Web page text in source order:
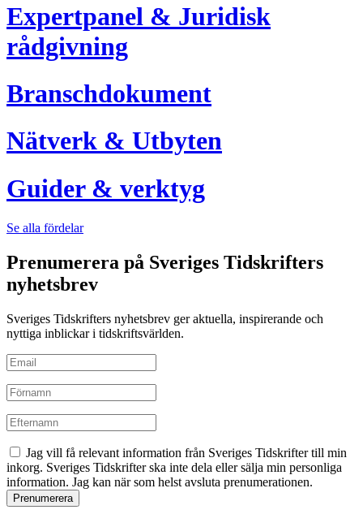
Expertpanel & Juridisk
rådgivning
Branschdokument
Nätverk & Utbyten
Guider & verktyg
Se alla fördelar
Prenumerera på Sveriges Tidskrifters
nyhetsbrev
Sveriges Tidskrifters nyhetsbrev ger aktuella, inspirerande och
nyttiga inblickar i tidskriftsvärlden.
Jag vill få relevant information från Sveriges Tidskrifter till min
inkorg. Sveriges Tidskrifter ska inte dela eller sälja min personliga
information. Jag kan när som helst avsluta prenumerationen.